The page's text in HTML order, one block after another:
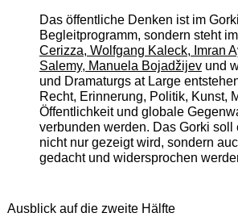
Das öffentliche Denken ist im
Begleitprogramm, sondern steht
Cerizza, Wolfgang Kaleck, Imran
Salemy, Manuela Bojadžijevund
und Dramaturgs at Large
Recht, Erinnerung, Politik, Kunst,
Öffentlichkeit und globale
verbunden werden. Das Gorki soll
nicht nur gezeigt wird, sondern
gedacht und widersprochen
Ausblick auf die zweite Hälfte